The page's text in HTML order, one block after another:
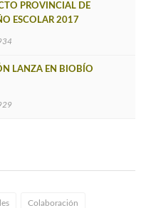
PROVINCIAL DE
ESCOLAR 2017
LANZA EN BIOBÍO
Colaboración